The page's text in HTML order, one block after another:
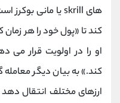
های skrill یا مانی بوکرز است. این وعده به
کند تا «پول خود را هر
او را در اولویت قرار
کند.» به بیان دیگر معامله
ارزهای مختلف انتقال